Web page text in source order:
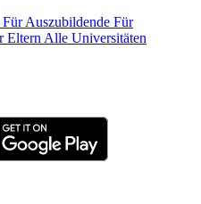
Für Auszubildende Für
Eltern Alle Universitäten